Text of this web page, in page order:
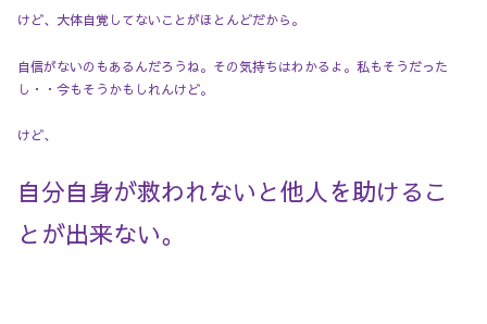
けど、大体自覚してないことがほとんどだから。
自信がないのもあるんだろうね。その気持ちはわかるよ。私もそうだった
し・・今もそうかもしれんけど。
けど、
自分自身が救われないと他人を助けるこ
とが出来ない。